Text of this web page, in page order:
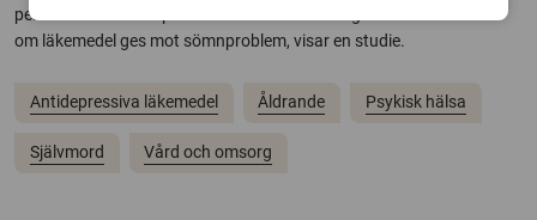
personer över 75 år på äldreboenden. Samtidigt fördubblas risken
om läkemedel ges mot sömnproblem, visar en studie.
Antidepressiva läkemedel Åldrande Psykisk hälsa
Självmord Vård och omsorg